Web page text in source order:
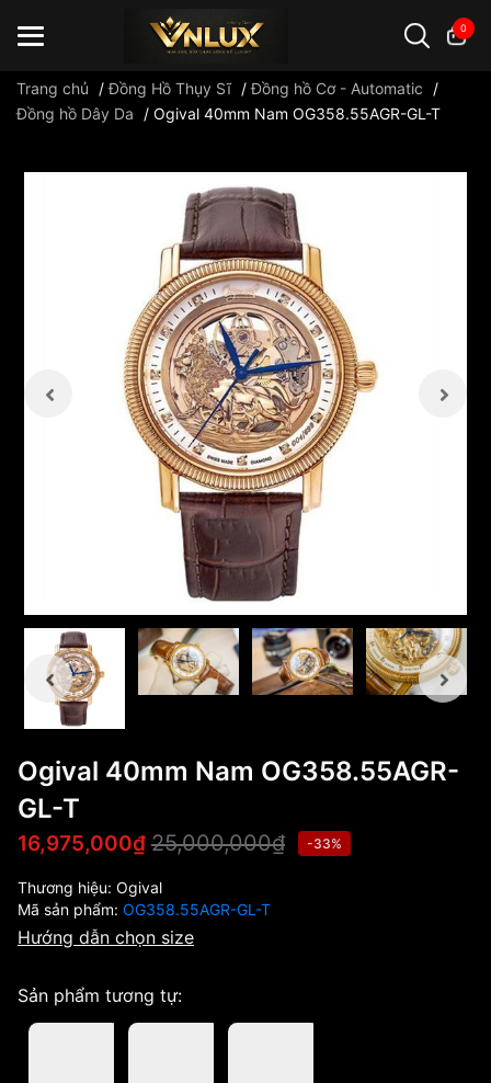
0
Trang chủ /Đồng Hồ Thụy Sĩ /Đồng hồ Cơ - Automatic
/
Đồng hồ Dây Da
/ Ogival 40mm Nam OG358.55AGR-GL-T
Ogival 40mm Nam OG358.55AGR-
GL-T
16,975,000₫ 25,000,000₫ -33%
Thương hiệu: Ogival
Mã sản phẩm: OG358.55AGR-GL-T
Hướng dẫn chọn size
Sản phẩm tương tự: